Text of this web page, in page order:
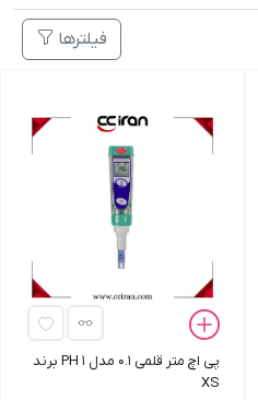
فیلترها
پی اچ متر قلمی 0.1 مدل PH 1 برند
XS